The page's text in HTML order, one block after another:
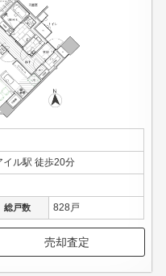
イル駅 徒歩20分
総戸数 828戸
売却査定